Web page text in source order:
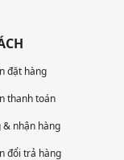
đặt hàng
thanh toán
& nhận hàng
đổi trả hàng